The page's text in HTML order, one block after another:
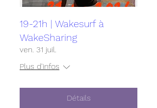
19-21h | Wakesurf à
WakeSharing
ven. 31 juil.
Plus d'infos
Détails